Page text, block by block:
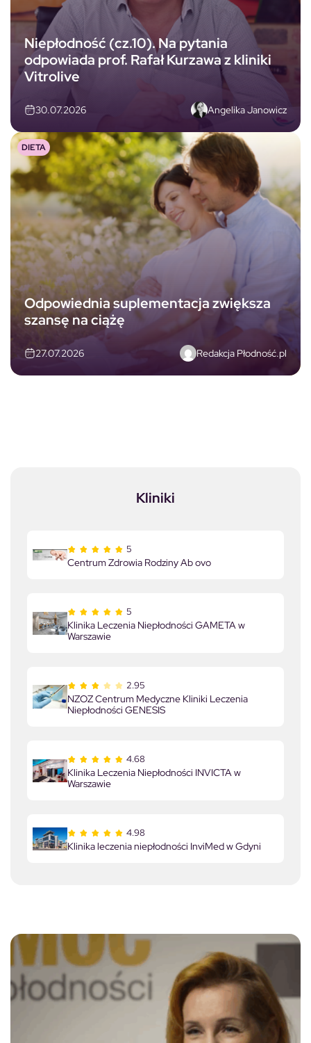
Niepłodność (cz.10). Na pytania
odpowiada prof. Rafał Kurzawa z kliniki
Vitrolive
30.07.2026 Angelika Janowicz
Odpowiednia suplementacja zwiększa
szansę na ciążę
27.07.2026 Redakcja Płodność.pl
DIETA
Kliniki
5
Centrum Zdrowia Rodziny Ab ovo
5
Klinika Leczenia Niepłodności GAMETA w
Warszawie
2.95
NZOZ Centrum Medyczne Kliniki Leczenia
Niepłodności GENESIS
4.68
Klinika Leczenia Niepłodności INVICTA w
Warszawie
4.98
Klinika leczenia niepłodności InviMed w Gdyni